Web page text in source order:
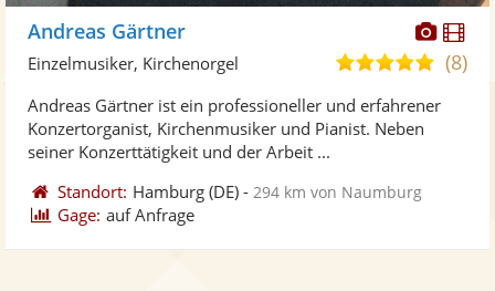
Fotos
Andreas Gärtner
5,0
5
(8)
Einzelmusiker, Kirchenorgel
Andreas Gärtner ist ein professioneller und erfahrener
Konzertorganist, Kirchenmusiker und Pianist. Neben
seiner Konzerttätigkeit und der Arbeit ...
Standort: Hamburg (DE) - 294 km von Naumburg
Gage: auf Anfrage